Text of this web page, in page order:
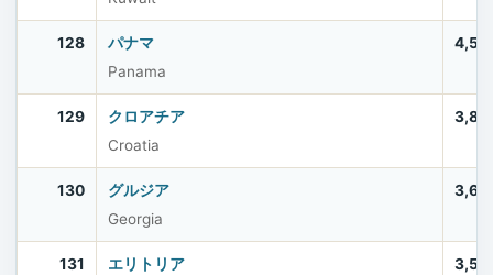
128
パナマ
Panama
129
クロアチア
Croatia
130
グルジア
Georgia
131
エリトリア